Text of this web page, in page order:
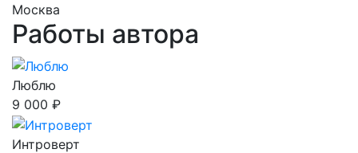
Москва
Работы автора
Люблю
9 000 ₽
Интроверт